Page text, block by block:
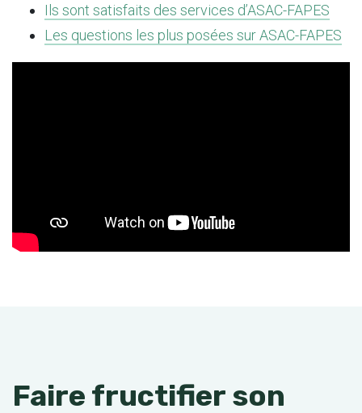
Ils sont satisfaits des services d’ASAC-FAPES
Les questions les plus posées sur ASAC-FAPES
Faire fructifier son